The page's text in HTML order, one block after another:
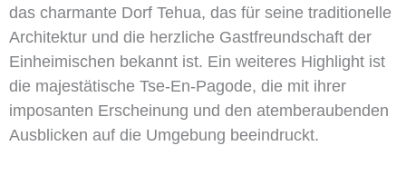
das charmante Dorf Tehua, das für seine traditionelle
Architektur und die herzliche Gastfreundschaft der
Einheimischen bekannt ist. Ein weiteres Highlight ist
die majestätische Tse-En-Pagode, die mit ihrer
imposanten Erscheinung und den atemberaubenden
Ausblicken auf die Umgebung beeindruckt.